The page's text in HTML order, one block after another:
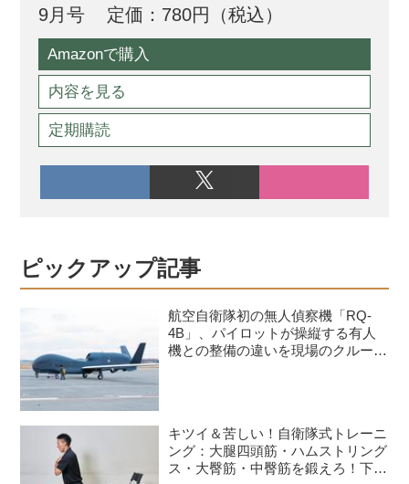
9月号 定価：780円（税込）
Amazonで購入
内容を見る
定期購読
ピックアップ記事
航空自衛隊初の無人偵察機「RQ-
4B」、パイロットが操縦する有人
機との整備の違いを現場のクルーが
キツイ＆苦しい！自衛隊式トレーニ
ング：大腿四頭筋・ハムストリング
ス・大臀筋・中臀筋を鍛えろ！下半